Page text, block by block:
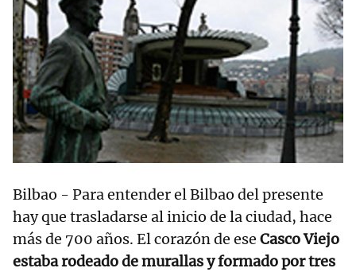
Bilbao - Para entender el Bilbao del presente
hay que trasladarse al inicio de la ciudad, hace
más de 700 años. El corazón de ese Casco Viejo
estaba rodeado de murallas y formado por tres